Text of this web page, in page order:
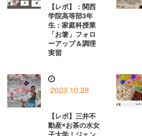
【レポ】：関西
学院高等部3年
生：家庭科授業
「お箸」フォロ
ーアップ＆調理
実習
2023.10.28
【レポ】三井不
動産×お茶の水女